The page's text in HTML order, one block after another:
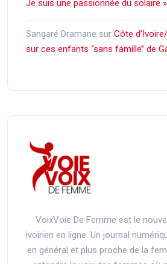
Je suis une passionnée du solaire »
Sangaré Dramane sur Côte
sur ces enfants ‘‘sans famille’’ de
VoixVoie De Femme est le
ivoirien en ligne. Un journal
en général et plus proche de la